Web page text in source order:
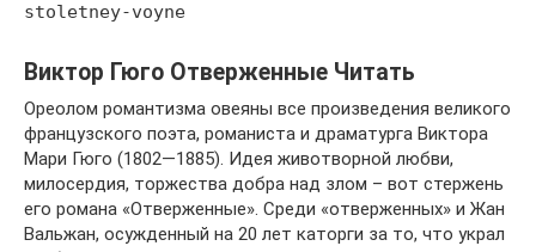
stoletney-voyne
Виктор Гюго Отверженные Читать
Ореолом романтизма овеяны все произведения великого
французского поэта, романиста и драматурга Виктора
Мари Гюго (1802—1885). Идея животворной любви,
милосердия, торжества добра над злом – вот стержень
его романа «Отверженные». Среди «отверженных» и Жан
Вальжан, осужденный на 20 лет каторги за то, что украл